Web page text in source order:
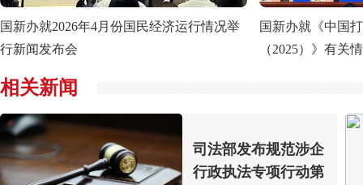
国新办就2026年4月份国民经济运行情况举
行新闻发布会
国新办就《中国
（2025）》有关
相关新闻
司法部发布规范涉企
行政执法专项行动第